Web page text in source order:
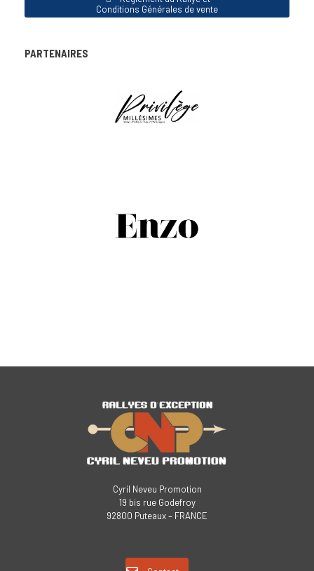
Conditions Générales de vente
PARTENAIRES
Cyril Neveu Promotion
19 bis rue Godefroy
92800 Puteaux – FRANCE